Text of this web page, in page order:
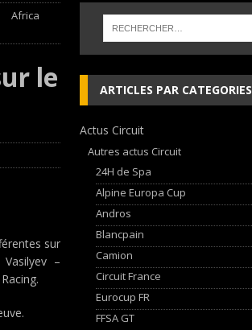
NEWS
sign strategic partnership
Africa
le
sur
–
ARTICLES PAR CATEGORIES
Actus Circuit
Autres actus Circuit
24H de Spa
Alpine Europa Cup
Andros
Blancpain
Camion
Circuit France
Eurocup FR
FFSA GT